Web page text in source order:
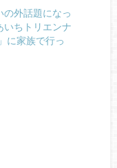
の外話題になっ
いちトリエンナ
に家族で行っ